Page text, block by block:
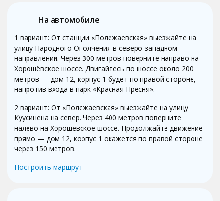
На автомобиле
1 вариант: От станции «Полежаевская» выезжайте на
улицу Народного Ополчения в северо-западном
направлении. Через 300 метров поверните направо на
Хорошёвское шоссе. Двигайтесь по шоссе около 200
метров — дом 12, корпус 1 будет по правой стороне,
напротив входа в парк «Красная Пресня».
2 вариант: От «Полежаевская» выезжайте на улицу
Куусинена на север. Через 400 метров поверните
налево на Хорошёвское шоссе. Продолжайте движение
прямо — дом 12, корпус 1 окажется по правой стороне
через 150 метров.
Построить маршрут